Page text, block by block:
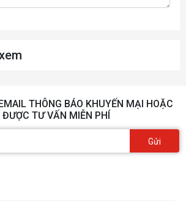
THÔNG BÁO KHUYẾN MẠI HOẶC
TƯ VẤN MIỄN PHÍ
Gửi